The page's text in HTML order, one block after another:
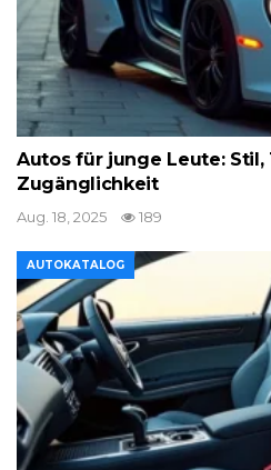
Autos für junge Leute: Stil,
Zugänglichkeit
Aug. 18, 2025 189
AUTOKATALOG